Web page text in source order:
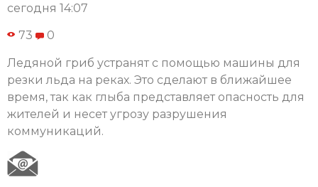
сегодня 14:07
73 0
Ледяной гриб устранят с помощью машины для
резки льда на реках. Это сделают в ближайшее
время, так как глыба представляет опасность для
жителей и несет угрозу разрушения
коммуникаций.